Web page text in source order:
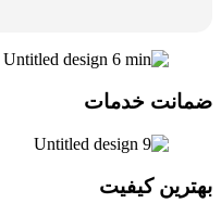
ضمانت خدمات
بهترین کیفیت